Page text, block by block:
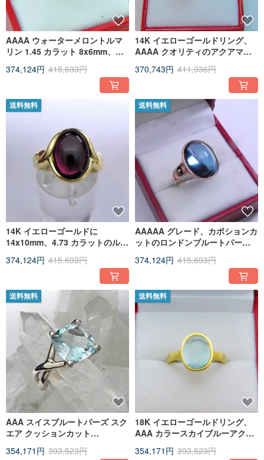
AAAA ウォーターメロントルマ
リン 1.45 カラット 8x6mm、
ィアセッティング
374,124円 415,693円
14K イエローゴールドリング、
AAAA クオリティのアクアマリ
をベゼルセッティングで [商品番
370,743円 411,936円
送料無料
14K イエローゴールドに
14x10mm、4.73 カラットのルベ
たインフィニティリング、1903
374,124円 415,693円
送料無料
AAAAA グレード、カボションカ
ットのロンドンブルートパーズ
16x12mm。14K または 18K の
374,124円 415,693円
送料無料
AAA スイスブルートパーズ スク
エア クッションカット
ワイトゴールド製
354,171円 393,523円
送料無料
18K イエローゴールドリング、
AAA カラースカイブルーアクア
11x9mm、ベゼルセッティン
354,171円 393,523円